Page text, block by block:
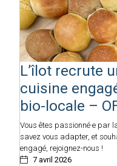
L’îlot recrute
cuisine
bio-locale –
Vous êtes passionné·e par
savez vous adapter, et
engagé, rejoignez-nous !
7 avril 2026